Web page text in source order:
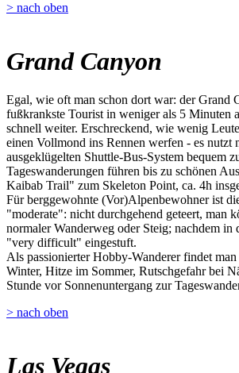
> nach oben
Grand Canyon
Egal, wie oft man schon dort war: der Grand
fußkrankste Tourist in weniger als 5 Minuten
schnell weiter. Erschreckend, wie wenig
einen Vollmond ins Rennen werfen - es
ausgeklügelten Shuttle-Bus-System bequem
Tageswanderungen führen bis zu schönen
Kaibab Trail" zum Skeleton Point, ca. 4h
Für berggewohnte (Vor)Alpenbewohner ist
"moderate": nicht durchgehend geteert,
normaler Wanderweg oder Steig; nachdem
"very difficult" eingestuft.
Als passionierter Hobby-Wanderer findet
Winter, Hitze im Sommer, Rutschgefahr bei
Stunde vor Sonnenuntergang zur
> nach oben
Las Vegas